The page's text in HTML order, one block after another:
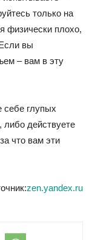
только на
физически плохо,
вы
– вам в эту
себе глупых
либо действуете
что вам эти
zen.yandex.ru